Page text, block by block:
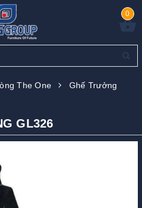
0
The One
Ghế Trưởng
GL326